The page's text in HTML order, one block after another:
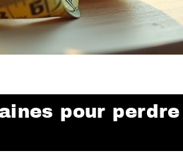
pour perdre